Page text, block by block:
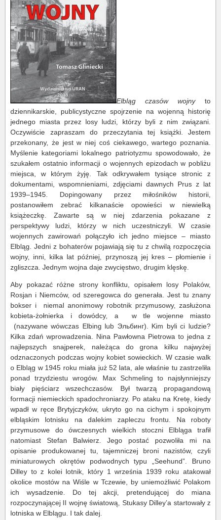
Elbląg czasów wojnyto
dziennikarskie, publicystyczne spojrzenie na wojenną historię
jednego miasta przez losy ludzi, którzy byli z nim związani.
Oczywiście zapraszam do przeczytania tej książki. Jestem
przekonany, że jest w niej coś ciekawego, wartego poznania.
Myślenie kategoriami lokalnego patriotyzmu spowodowało, że
szukałem ostatnio informacji o wojennych epizodach w pobliżu
miejsca, w którym żyję. Tak odkrywałem tysiące stronic z
dokumentami, wspomnieniami, zdjęciami dawnych Prus z lat
1939–1945. Dopingowany przez miłośników historii,
postanowiłem zebrać kilkanaście opowieści w niewielką
książeczkę. Zawarte są w niej zdarzenia pokazane z
perspektywy ludzi, którzy w nich uczestniczyli. W czasie
wojennych zawirowań połączyło ich jedno miejsce – miasto
Elbląg. Jedni z bohaterów pojawiają się tu z chwilą rozpoczęcia
wojny, inni, kilka lat później, przynoszą jej kres – płomienie i
zgliszcza. Jednym wojna daje zwycięstwo, drugim klęskę.
Aby pokazać różne strony konfliktu, opisałem losy Polaków,
Rosjan i Niemców, od szeregowca do generała. Jest tu znany
bokser i niemal anonimowy robotnik przymusowy, zasłużona
kobieta-żołnierka i dowódcy, a w tle wojenne miasto
(nazywane wówczas Elbing lub Эльбинг). Kim byli ci ludzie?
Kilka zdań wprowadzenia. Nina Pawłowna Pietrowa to jedna z
najlepszych snajperek, należąca do grona kilku najwyżej
odznaczonych podczas wojny kobiet sowieckich. W czasie walk
o Elbląg w 1945 roku miała już 52 lata, ale właśnie tu zastrzeliła
ponad trzydziestu wrogów. Max Schmeling to najsłynniejszy
biały pięściarz wszechczasów. Był twarzą propagandową
formacji niemieckich spadochroniarzy. Po ataku na Kretę, kiedy
wpadł w ręce Brytyjczyków, ukryto go na cichym i spokojnym
elbląskim lotnisku na dalekim zapleczu frontu. Na roboty
przymusowe do ówczesnych wielkich stoczni Elbląga trafił
natomiast Stefan Balwierz. Jego postać pozwoliła mi na
opisanie produkowanej tu, tajemniczej broni nazistów, czyli
miniaturowych okrętów podwodnych typu „Seehund”. Bruno
Dilley to z kolei lotnik, który 1 września 1939 roku atakował
okolice mostów na Wiśle w Tczewie, by uniemożliwić Polakom
ich wysadzenie. Do tej akcji, pretendującej do miana
rozpoczynającej II wojnę światową, Stukasy Dilley’a startowały z
lotniska w Elblągu. I tak dalej.